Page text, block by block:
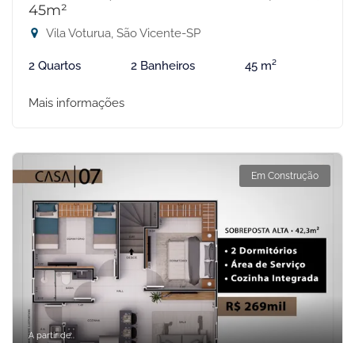
45m²
Vila Voturua, São Vicente-SP
2 Quartos 2 Banheiros 45 m²
Mais informações
Em Construção
A partir de: